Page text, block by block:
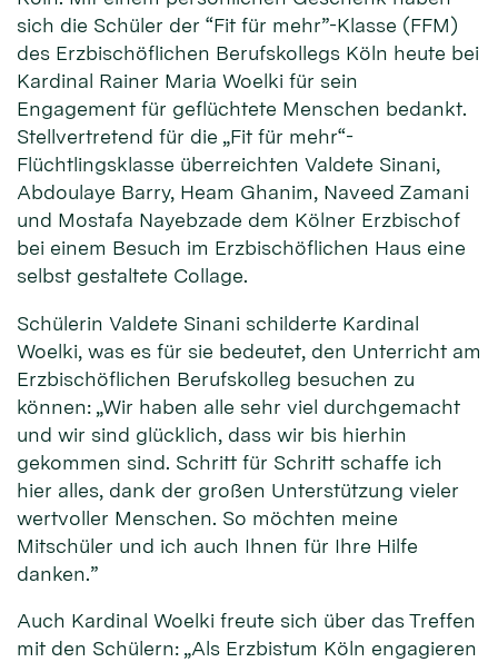
sich die Schüler der “Fit für mehr”-Klasse (FFM)
des Erzbischöflichen Berufskollegs Köln heute bei
Kardinal Rainer Maria Woelki für sein
Engagement für geflüchtete Menschen bedankt.
Stellvertretend für die „Fit für mehr“-
Flüchtlingsklasse überreichten Valdete Sinani,
Abdoulaye Barry, Heam Ghanim, Naveed Zamani
und Mostafa Nayebzade dem Kölner Erzbischof
bei einem Besuch im Erzbischöflichen Haus eine
selbst gestaltete Collage.
Schülerin Valdete Sinani schilderte Kardinal
Woelki, was es für sie bedeutet, den Unterricht am
Erzbischöflichen Berufskolleg besuchen zu
können: „Wir haben alle sehr viel durchgemacht
und wir sind glücklich, dass wir bis hierhin
gekommen sind. Schritt für Schritt schaffe ich
hier alles, dank der großen Unterstützung vieler
wertvoller Menschen. So möchten meine
Mitschüler und ich auch Ihnen für Ihre Hilfe
danken.”
Auch Kardinal Woelki freute sich über das Treffen
mit den Schülern: „Als Erzbistum Köln engagieren